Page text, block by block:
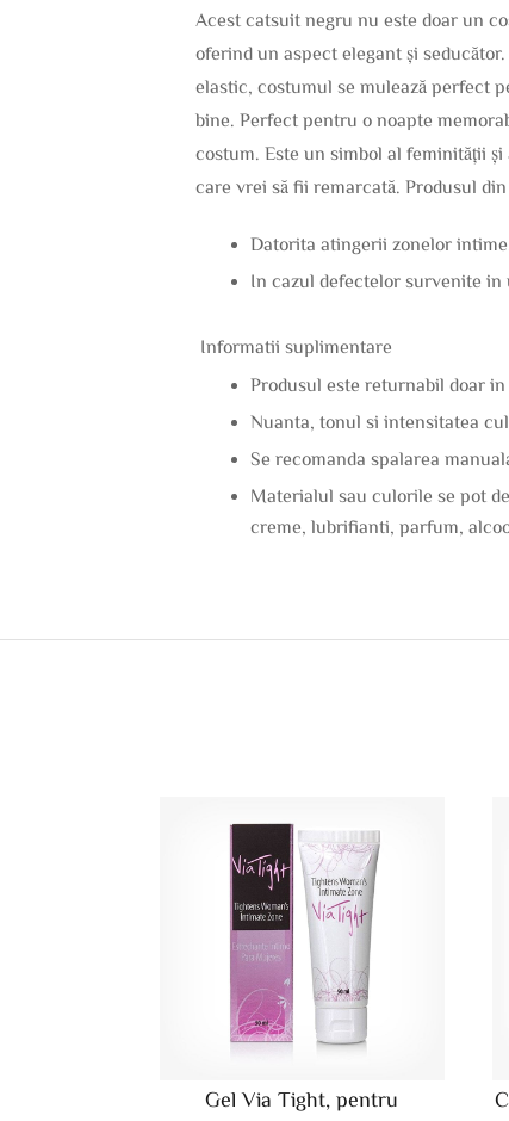
Acest catsuit negru nu este doar un
oferind un aspect elegant și
elastic, costumul se mulează perfect
bine. Perfect pentru o noapte
costum. Este un simbol al feminității
care vrei să fii remarcată. Produsul
Datorita atingerii zonelor intime.
In cazul defectelor survenite in
Informatii suplimentare
Produsul este returnabil doar
Nuanta, tonul si intensitatea
Se recomanda spalarea
Materialul sau culorile se pot
creme, lubrifianti, parfum,
Gel Via Tight, pentru